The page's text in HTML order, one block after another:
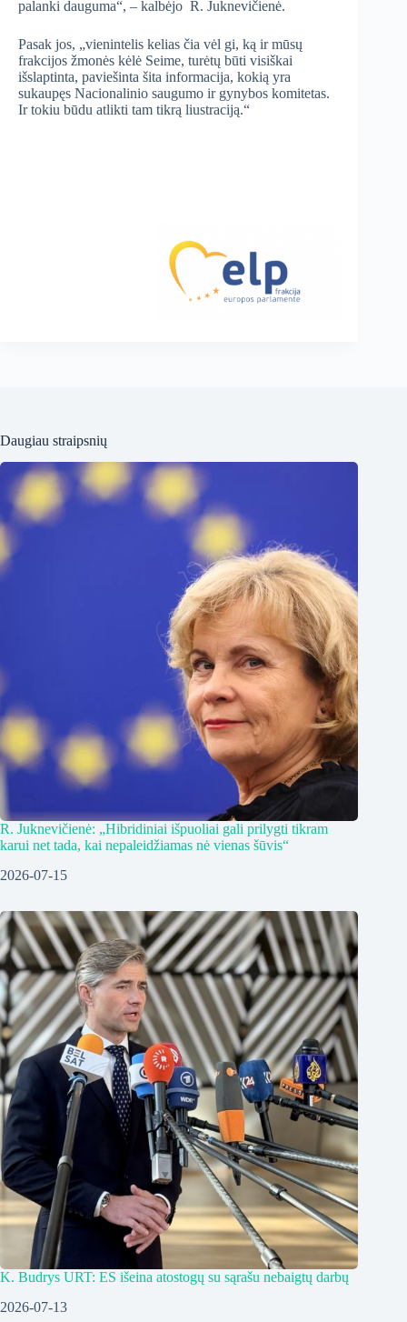
palanki dauguma“, – kalbėjo R. Juknevičienė.
Pasak jos, „vienintelis kelias čia vėl gi, ką ir mūsų
frakcijos žmonės kėlė Seime, turėtų būti visiškai
išslaptinta, paviešinta šita informacija, kokią yra
sukaupęs Nacionalinio saugumo ir gynybos komitetas.
Ir tokiu būdu atlikti tam tikrą liustraciją.“
Daugiau straipsnių
R. Juknevičienė: „Hibridiniai išpuoliai gali prilygti tikram
karui net tada, kai nepaleidžiamas nė vienas šūvis“
2026-07-15
K. Budrys URT: ES išeina atostogų su sąrašu nebaigtų darbų
2026-07-13